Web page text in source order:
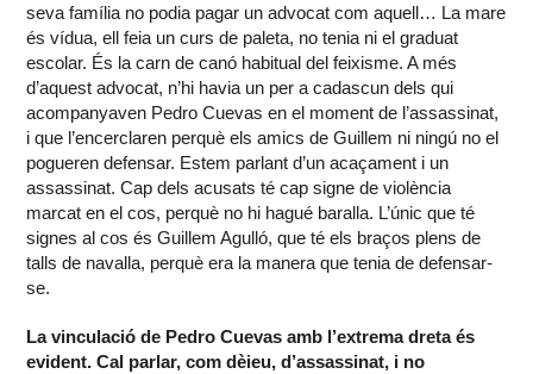
seva família no podia pagar un advocat com aquell… La mare
és vídua, ell feia un curs de paleta, no tenia ni el graduat
escolar. És la carn de canó habitual del feixisme. A més
d’aquest advocat, n’hi havia un per a cadascun dels qui
acompanyaven Pedro Cuevas en el moment de l’assassinat,
i que l’encerclaren perquè els amics de Guillem ni ningú no el
pogueren defensar. Estem parlant d’un acaçament i un
assassinat. Cap dels acusats té cap signe de violència
marcat en el cos, perquè no hi hagué baralla. L’únic que té
signes al cos és Guillem Agulló, que té els braços plens de
talls de navalla, perquè era la manera que tenia de defensar-
se.
La vinculació de Pedro Cuevas amb l’extrema dreta és
evident. Cal parlar, com dèieu, d’assassinat, i no